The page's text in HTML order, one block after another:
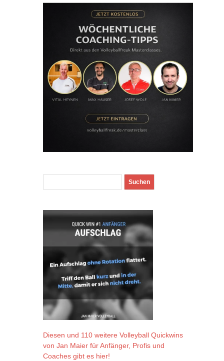
Diesen und 110 weitere Volleyball Quickwins
von Jan Maier für Anfänger, Profis und
Coaches gibt es hier!